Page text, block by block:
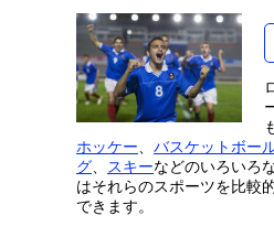
ホッケー
バスケットボー
グ
スキーなどのいろいろ
はそれらのスポーツを比較
できます。